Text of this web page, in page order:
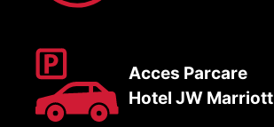
Acces Parcare
Hotel JW Marriott